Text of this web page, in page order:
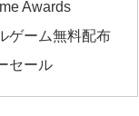
Awards
ゲーム無料配布
セール